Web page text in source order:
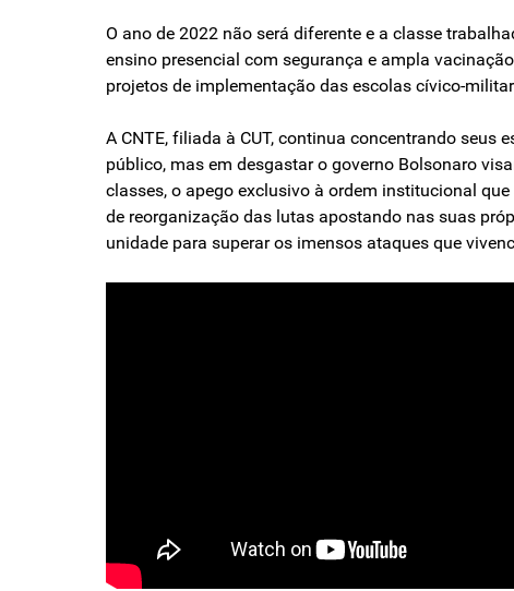
O ano de 2022 não será diferente e a classe
ensino presencial com segurança e ampla
projetos de implementação das escolas cívico-
A CNTE, filiada à CUT, continua concentrando
público, mas em desgastar o governo Bolsonaro
classes, o apego exclusivo à ordem institucional
de reorganização das lutas apostando nas suas
unidade para superar os imensos ataques que